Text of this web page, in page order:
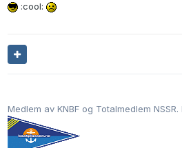
:cool:
Medlem av KNBF og Totalmedlem